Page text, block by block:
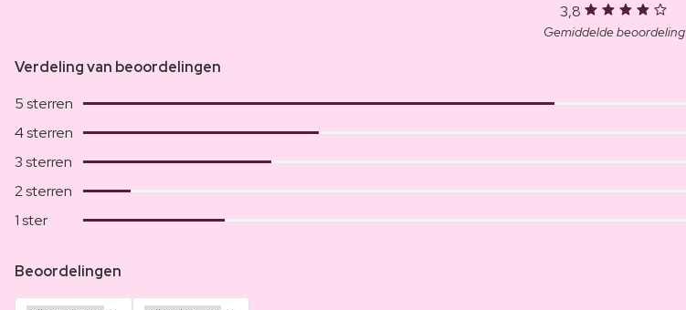
3,8
Gemiddelde beoordeling
Verdeling van beoordelingen
5 sterren
4 sterren
3 sterren
2 sterren
1 ster
Beoordelingen